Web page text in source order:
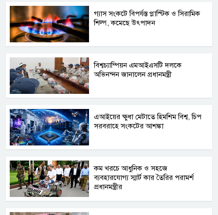
গ্যাস সংকটে বিপর্যস্ত প্লাস্টিক ও সিরামিক
শিল্প, কমেছে উৎপাদন
বিশ্বচ্যাম্পিয়ন এমআইএসটি দলকে
অভিনন্দন জানালেন প্রধানমন্ত্রী
এআইয়ের ক্ষুধা মেটাতে হিমশিম বিশ্ব, চিপ
সরবরাহে সংকটের আশঙ্কা
কম খরচে আধুনিক ও সহজে
ব্যবহারযোগ্য স্মার্ট কার তৈরির পরামর্শ
প্রধানমন্ত্রীর